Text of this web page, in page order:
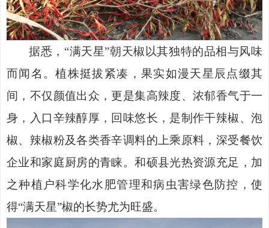
据悉， “满天星”朝天椒以其独特的品相与风味
而闻名。植株挺拔紧凑，果实如漫天星辰点缀其
间，不仅颜值出众，更是集高辣度、浓郁香气于一
身，入口辛辣醇厚，回味悠长，是制作干辣椒、泡
椒、辣椒粉及各类香辛调料的上乘原料，深受餐饮
企业和家庭厨房的青睐。和硕县光热资源充足，加
之种植户科学化水肥管理和病虫害绿色防控，使
得“满天星”椒的长势尤为旺盛。